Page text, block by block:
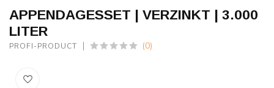
APPENDAGESSET | VERZINKT | 3.000
LITER
PROFI-PRODUCT (0)